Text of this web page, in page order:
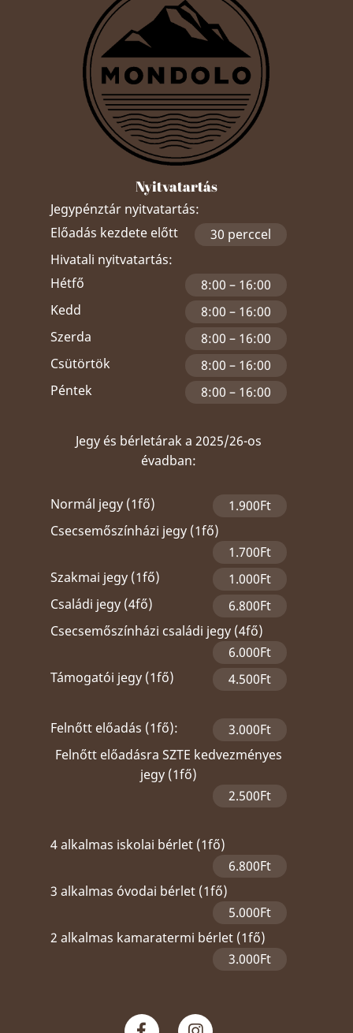
Nyitvatartás
Jegypénztár nyitvatartás:
Előadás kezdete előtt
30 perccel
Hivatali nyitvatartás:
Hétfő
8:00 – 16:00
Kedd
8:00 – 16:00
Szerda
8:00 – 16:00
Csütörtök
8:00 – 16:00
Péntek
8:00 – 16:00
Jegy és bérletárak a 2025/26-os
évadban:
Normál jegy (1fő)
1.900Ft
Csecsemőszínházi jegy (1fő)
1.700Ft
Szakmai jegy (1fő)
1.000Ft
Családi jegy (4fő)
6.800Ft
Csecsemőszínházi családi jegy (4fő)
6.000Ft
Támogatói jegy (1fő)
4.500Ft
Felnőtt előadás (1fő):
3.000Ft
Felnőtt előadásra SZTE kedvezményes
jegy (1fő)
2.500Ft
4 alkalmas iskolai bérlet (1fő)
6.800Ft
3 alkalmas óvodai bérlet (1fő)
5.000Ft
2 alkalmas kamaratermi bérlet (1fő)
3.000Ft